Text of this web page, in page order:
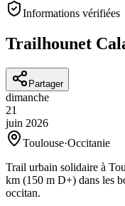
Informations vérifiées
Trailhounet
Partager
dimanche
21
juin 2026
Toulouse·Occitanie
Trail urbain solidaire à
km (150 m D+) dans les
occitan.